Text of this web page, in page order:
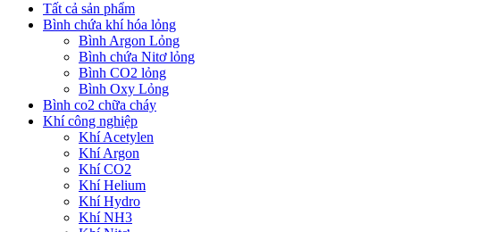
Tất cả sản phẩm
Bình chứa khí hóa lỏng
Bình Argon Lỏng
Bình chứa Nitơ lỏng
Bình CO2 lỏng
Bình Oxy Lỏng
Bình co2 chữa cháy
Khí công nghiệp
Khí Acetylen
Khí Argon
Khí CO2
Khí Helium
Khí Hydro
Khí NH3